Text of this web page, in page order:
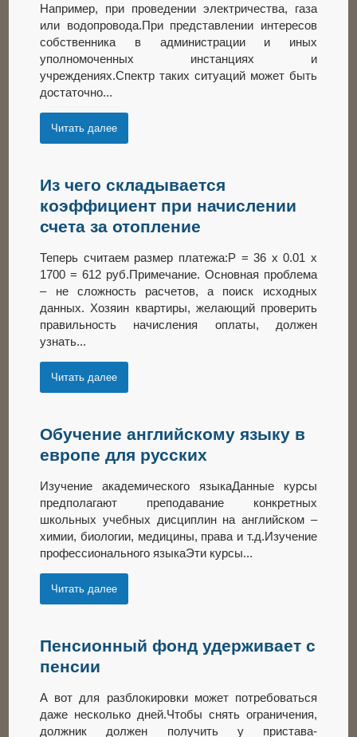
Например, при проведении электричества, газа
или водопровода.При представлении интересов
собственника в администрации и иных
уполномоченных инстанциях и
учреждениях.Спектр таких ситуаций может быть
достаточно...
Читать далее
Из чего складывается
коэффициент при начислении
счета за отопление
Теперь считаем размер платежа:P = 36 х 0.01 х
1700 = 612 руб.Примечание. Основная проблема
– не сложность расчетов, а поиск исходных
данных. Хозяин квартиры, желающий проверить
правильность начисления оплаты, должен
узнать...
Читать далее
Обучение английскому языку в
европе для русских
Изучение академического языкаДанные курсы
предполагают преподавание конкретных
школьных учебных дисциплин на английском –
химии, биологии, медицины, права и т.д.Изучение
профессионального языкаЭти курсы...
Читать далее
Пенсионный фонд удерживает с
пенсии
А вот для разблокировки может потребоваться
даже несколько дней.Чтобы снять ограничения,
должник должен получить у пристава-